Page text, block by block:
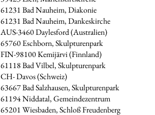
61231 Bad Nauheim, Diakonie
61231 Bad Nauheim, Dankeskirche
AUS-3460 Daylesford (Australien)
65760 Eschborn, Skulpturenpark
FIN-98100 Kemijärvi (Finnland)
61118 Bad Vilbel, Skulpturenpark
CH- Davos (Schweiz)
63667 Bad Salzhausen, Skulpturenpark
61194 Niddatal, Gemeindezentrum
65201 Wiesbaden, Schloß Freudenberg